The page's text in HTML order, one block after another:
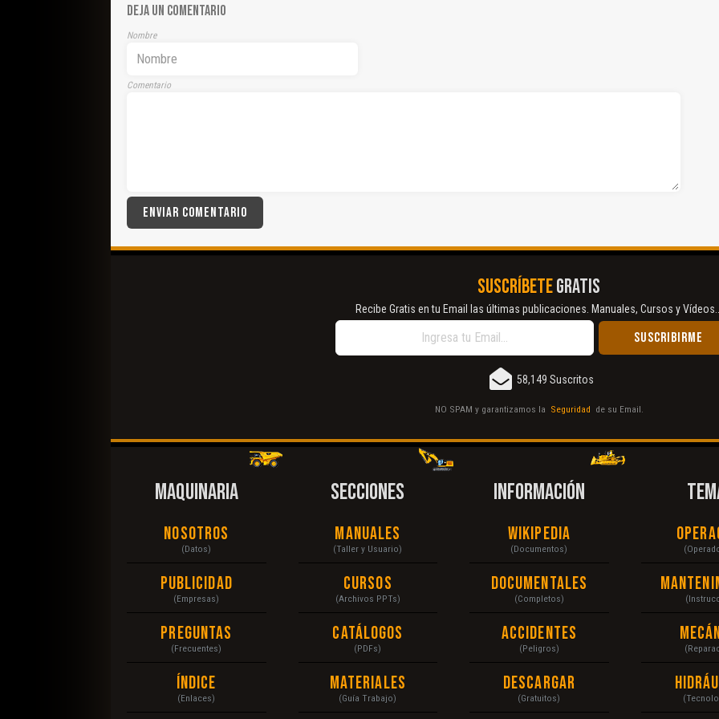
DEJA UN COMENTARIO
Nombre
Comentario
SUSCRÍBETEGRATIS
Recibe Gratis en tu Email las últimas publicaciones. Manuales, Cursos y
58,149 Suscritos
NO SPAM y garantizamos la Seguridad de su Email.
MAQUINARIA
Nosotros
(Datos)
Publicidad
(Empresas)
Preguntas
(Frecuentes)
Índice
(Enlaces)
SECCIONES
Manuales
(Taller y Usuario)
Cursos
(Archivos PPTs)
Catálogos
(PDFs)
Materiales
(Guía Trabajo)
INFORMACIÓN
Wikipedia
(Documentos)
Documentales
(Completos)
Accidentes
(Peligros)
Descargar
(Gratuitos)